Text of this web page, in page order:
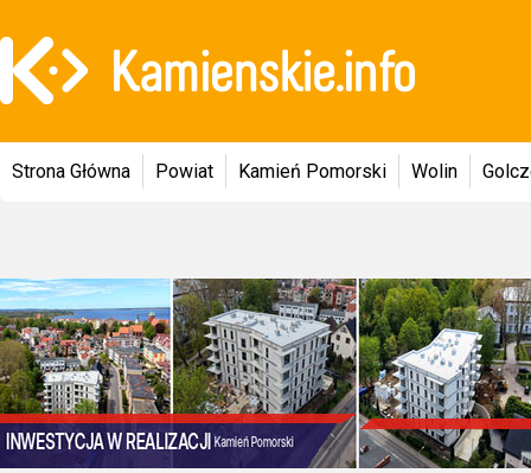
Strona Główna Powiat Kamień Pomorski Wolin